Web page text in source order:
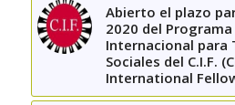
Abierto el plazo
2020 del
Internacional para
Sociales del C.I.F.
International